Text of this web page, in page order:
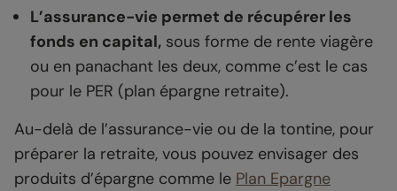
L’assurance-vie permet de récupérer les
fonds en capital, sous forme de rente viagère
ou en panachant les deux, comme c’est le cas
pour le PER (plan épargne retraite).
Au-delà de l’assurance-vie ou de la tontine, pour
préparer la retraite, vous pouvez envisager des
produits d’épargne comme le Plan Epargne